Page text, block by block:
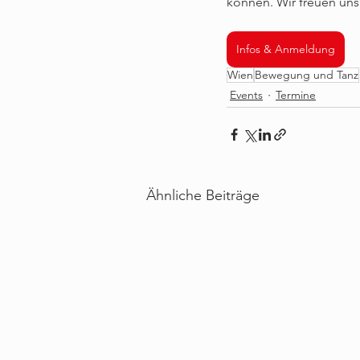
Infos & Anmeldung
Wien Bewegung und Tanz
Events
Termine
Ähnliche Beiträge